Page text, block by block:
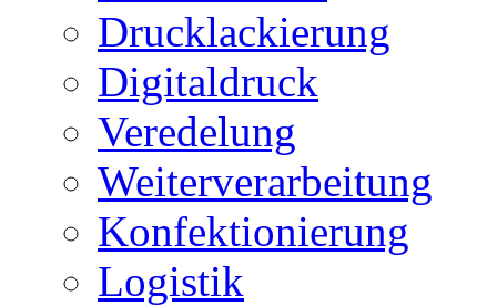
Drucklackierung
Digitaldruck
Veredelung
Weiterverarbeitung
Konfektionierung
Logistik